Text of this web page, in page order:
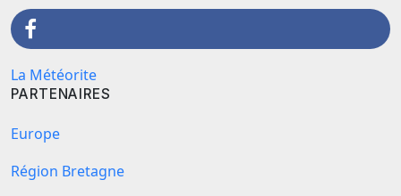
La Météorite
PARTENAIRES
Europe
Région Bretagne